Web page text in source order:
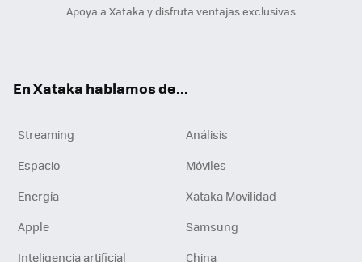
Apoya a Xataka y disfruta ventajas exclusivas
En Xataka hablamos de...
Streaming
Análisis
Espacio
Móviles
Energía
Xataka Movilidad
Apple
Samsung
Inteligencia artificial
China